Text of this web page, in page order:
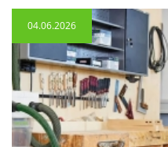
04.06.2026